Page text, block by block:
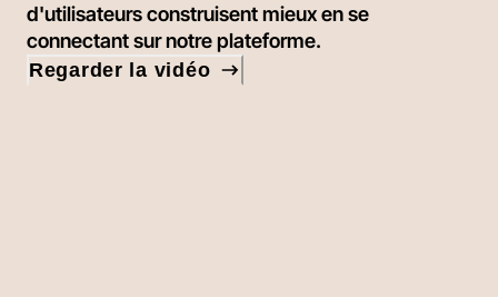
d'utilisateurs construisent mieux en se
connectant sur notre plateforme.
Regarder la vidéo